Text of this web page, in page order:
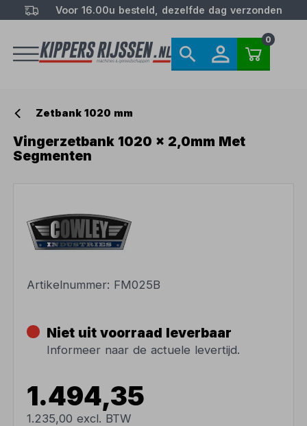
Voor 16.00u besteld, dezelfde dag verzonden
0
Zetbank 1020 mm
Vingerzetbank 1020 x 2,0mm Met
Segmenten
Artikelnummer: FM025B
Niet uit voorraad leverbaar
Informeer naar de actuele levertijd.
1.494,35
1.235,00 excl. BTW